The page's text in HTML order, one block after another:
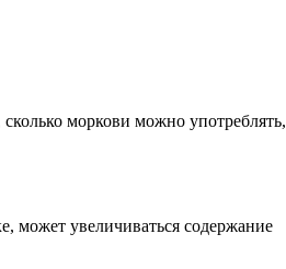
моркови можно употреблять,
может увеличиваться содержание